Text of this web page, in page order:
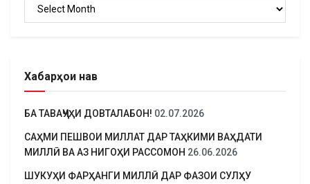
Хабарҳои нав
БА ТАВАҶҶУҲИ ДОВТАЛАБОН! 02.07.2026
САҲМИ ПЕШВОИ МИЛЛАТ ДАР ТАҲКИМИ ВАҲДАТИ
МИЛЛӢ ВА АЗ НИГОҲИ РАССОМОН 26.06.2026
ШУКУҲИ ФАРҲАНГИ МИЛЛӢ ДАР ФАЗОИ СУЛҲУ